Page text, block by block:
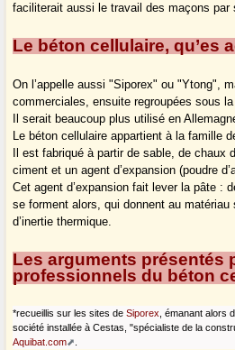
faciliterait aussi le travail des maçons par
Le béton cellulaire, qu’es
On l’appelle aussi "Siporex" ou "Ytong",
commerciales, ensuite regroupées sous
Il serait beaucoup plus utilisé en
Le béton cellulaire appartient à la famille
Il est fabriqué à partir de sable, de chaux
ciment et un agent d’expansion (poudre
Cet agent d’expansion fait lever la pâte :
se forment alors, qui donnent au matériau
d’inertie thermique.
Les arguments présentés
professionnels du béton
*recueillis sur les sites deSiporex , émanant alors
société installée à Cestas, "spécialiste de la
Aquibat.com